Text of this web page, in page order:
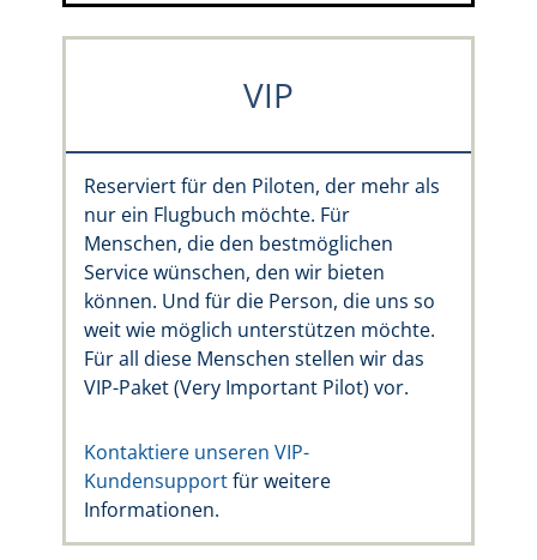
VIP
Reserviert für den Piloten, der mehr als
nur ein Flugbuch möchte. Für
Menschen, die den bestmöglichen
Service wünschen, den wir bieten
können. Und für die Person, die uns so
weit wie möglich unterstützen möchte.
Für all diese Menschen stellen wir das
VIP-Paket (Very Important Pilot) vor.
Kontaktiere unseren VIP-
Kundensupportfür weitere
Informationen.